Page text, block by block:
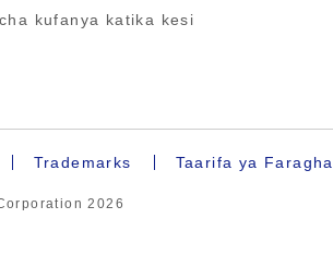
kufanya katika kesi
Trademarks Taarifa ya Faragha
2026